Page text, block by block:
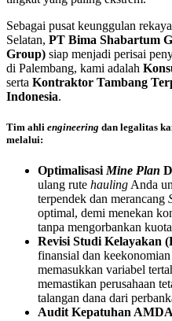
Sebagai pusat keunggulan
Selatan, PT Bima Shabartum
Group) siap menjadi perisai
di Palembang, kami adalah
serta Kontraktor Tambang
Indonesia.
Tim ahli engineering dan legalitas
melalui:
Optimalisasi Mine Plan
ulang rute hauling Anda
terpendek dan merancang
optimal, demi menekan
tanpa mengorbankan
Revisi Studi Kelayakan
finansial dan
memasukkan variabel
memastikan perusahaan
talangan dana dari
Audit Kepatuhan